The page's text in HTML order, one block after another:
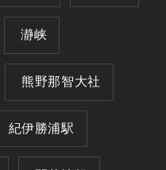
瀞峡
熊野那智大社
紀伊勝浦駅